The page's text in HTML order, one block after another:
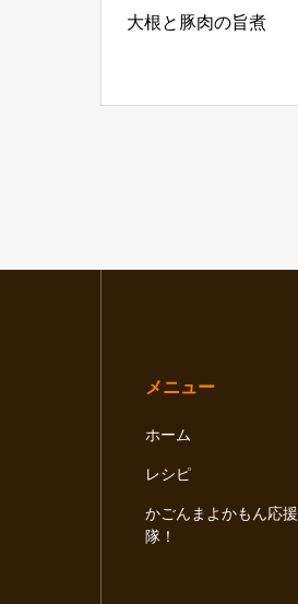
大根と豚肉の旨煮
メニュー
ホーム
レシピ
かごんまよかもん応援
隊！